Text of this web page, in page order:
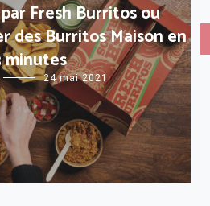
Fresh Burritos ou
des Burritos Maison en
minutes
24 mai 2021